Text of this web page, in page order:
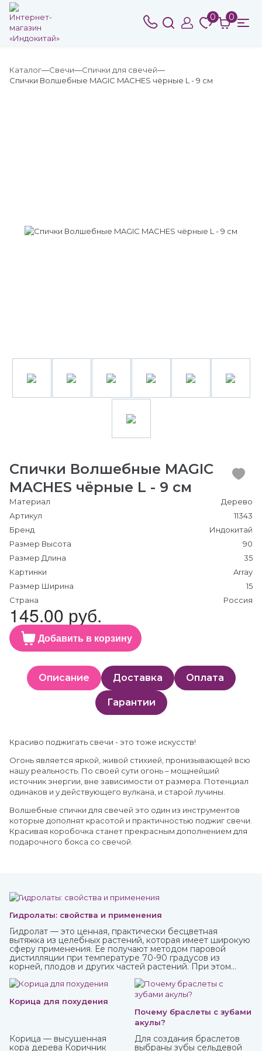
0 0
Каталог Свечи
Спички для свечей
Спички Волшебные MAGIC MACHES чёрные L - 9 см
Спички Волшебные MAGIC
MACHES чёрные L - 9 см
Материал
Дерево
Артикул
11343
Бренд
Индокитай
Размер Высота
90
Размер Длина
35
Картинки
Array
Размер Ширина
15
Страна
Россия
145.00 руб.
Добавить в корзину
Описание Доставка Оплата
Гарантии
Красиво поджигать свечи - это тоже искусств!
Огонь является яркой, живой стихией, пронизывающей всю
нашу реальность. По своей сути огонь – мощнейший
источник энергии, вне зависимости от размера. Потенциал
одинаков и у действующего вулкана, и старой лучины.
Волшебные спички для свечей это один из инструментов
которые дополнят красотой и практичностью поджиг свечи.
Красивая коробочка станет прекрасным дополнением для
подарочного бокса со свечой.
Гидролаты: свойства и применения
Гидролат — это ценная, практически бесцветная
вытяжка из целебных растений, которая имеет широкую
сферу применения. Ее получают методом паровой
дистилляции при температуре 70-90 градусов из
корней, плодов и других частей растений. При этом
может и поменяться. Купите различные натуральные
гидролаты в интернет-магазине ИндоКитай с доставкой
по России.
Корица для похудения
Корица — высушенная
кора дерева Коричник
Почему браслеты с зубами
акулы?
Для создания браслетов
выбраны зубы сельдевой